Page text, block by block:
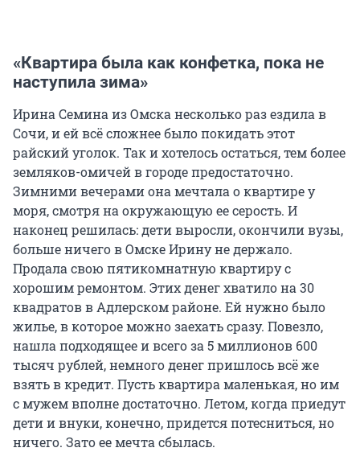
«Квартира была как конфетка, пока не
наступила зима»
Ирина Семина из Омска несколько раз ездила в
Сочи, и ей всё сложнее было покидать этот
райский уголок. Так и хотелось остаться, тем более
земляков-омичей в городе предостаточно.
Зимними вечерами она мечтала о квартире у
моря, смотря на окружающую ее серость. И
наконец решилась: дети выросли, окончили вузы,
больше ничего в Омске Ирину не держало.
Продала свою пятикомнатную квартиру с
хорошим ремонтом. Этих денег хватило на 30
квадратов в Адлерском районе. Ей нужно было
жилье, в которое можно заехать сразу. Повезло,
нашла подходящее и всего за 5 миллионов 600
тысяч рублей, немного денег пришлось всё же
взять в кредит. Пусть квартира маленькая, но им
с мужем вполне достаточно. Летом, когда приедут
дети и внуки, конечно, придется потесниться, но
ничего. Зато ее мечта сбылась.